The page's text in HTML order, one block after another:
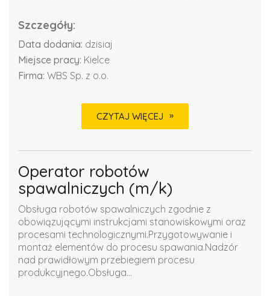
Szczegóły:
Data dodania: dzisiaj
Miejsce pracy: Kielce
Firma: WBS Sp. z o.o.
CZYTAJ WIĘCEJ
Operator robotów
spawalniczych (m/k)
Obsługa robotów spawalniczych zgodnie z
obowiązującymi instrukcjami stanowiskowymi oraz
procesami technologicznymi.Przygotowywanie i
montaż elementów do procesu spawania.Nadzór
nad prawidłowym przebiegiem procesu
produkcyjnego.Obsługa...